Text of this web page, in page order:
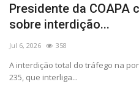
Presidente da COAPA
sobre interdição...
Jul 6, 2026 358
A interdição total do tráfego na
235, que interliga...